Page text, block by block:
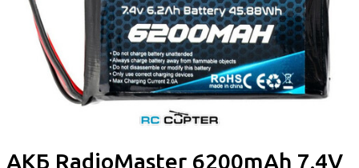
АКБ RadioMaster 6200mAh 7.4V